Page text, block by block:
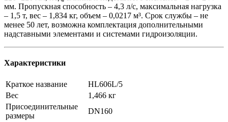
мм. Пропускная способность – 4,3 л/с, максимальная нагрузка
– 1,5 т, вес – 1,834 кг, объем – 0,0217 м³. Срок службы – не
менее 50 лет, возможна комплектация дополнительными
надставными элементами и системами гидроизоляции.
Характеристики
Краткое название
HL606L/5
Вес
1,466 кг
Присоединительные
размеры
DN160